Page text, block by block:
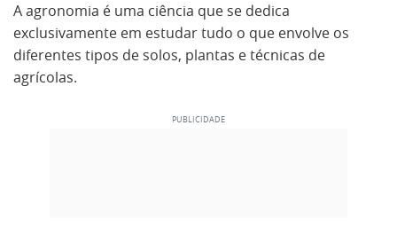
A agronomia é uma ciência que se dedica
exclusivamente em estudar tudo o que envolve os
diferentes tipos de solos, plantas e técnicas de
agrícolas.